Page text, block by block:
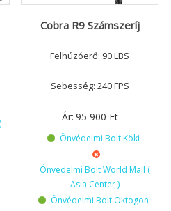
Cobra R9 Számszeríj
Felhúzóerő: 90 LBS
Sebesség: 240 FPS
Ár: 95 900 Ft
Önvédelmi Bolt Köki
Önvédelmi Bolt World Mall (
Asia Center )
Önvédelmi Bolt Oktogon